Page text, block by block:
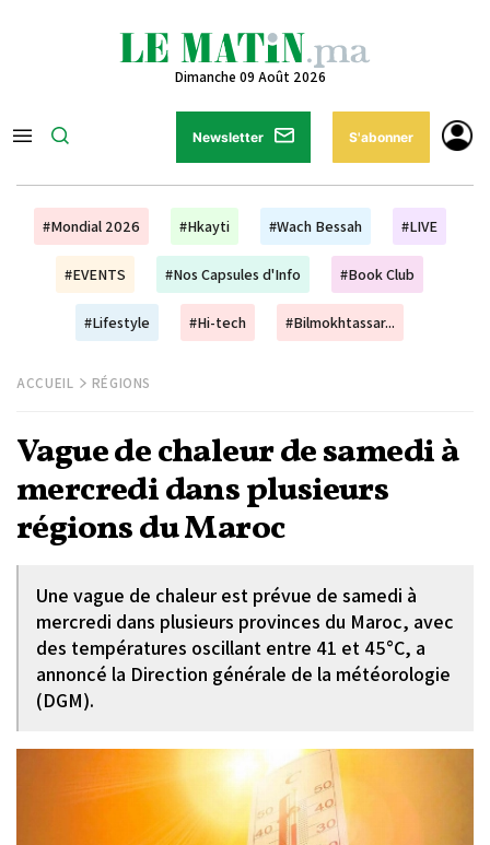
Dimanche 09 Août 2026
Newsletter S'abonner
#Mondial 2026 #Hkayti #Wach Bessah #LIVE
#EVENTS #Nos Capsules d'Info #Book Club
#Lifestyle #Hi-tech #Bilmokhtassar...
ACCUEIL RÉGIONS
Vague de chaleur de samedi à
mercredi dans plusieurs
régions du Maroc
Une vague de chaleur est prévue de samedi à
mercredi dans plusieurs provinces du Maroc, avec
des températures oscillant entre 41 et 45°C, a
annoncé la Direction générale de la météorologie
(DGM).